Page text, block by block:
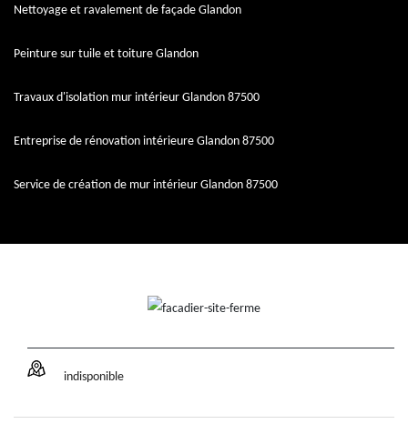
Nettoyage et ravalement de façade Glandon
Peinture sur tuile et toiture Glandon
Travaux d'isolation mur intérieur Glandon 87500
Entreprise de rénovation intérieure Glandon 87500
Service de création de mur intérieur Glandon 87500
indisponible